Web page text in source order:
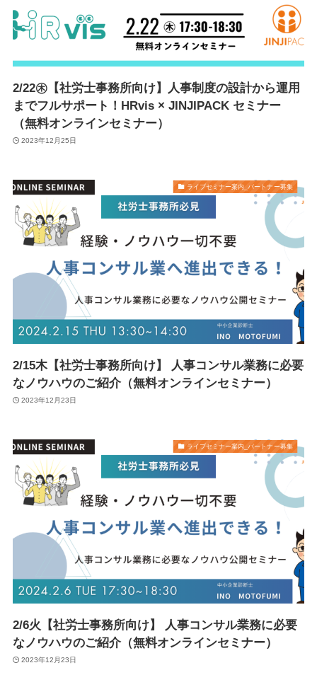
2/22㊍【社労士事務所向け】人事制度の設計から運用
までフルサポート！HRvis × JINJIPACK セミナー
（無料オンラインセミナー）
2023年12月25日
ライブセミナー案内_パートナー募集
2/15木【社労士事務所向け】 人事コンサル業務に必要
なノウハウのご紹介（無料オンラインセミナー）
2023年12月23日
ライブセミナー案内_パートナー募集
2/6火【社労士事務所向け】 人事コンサル業務に必要
なノウハウのご紹介（無料オンラインセミナー）
2023年12月23日